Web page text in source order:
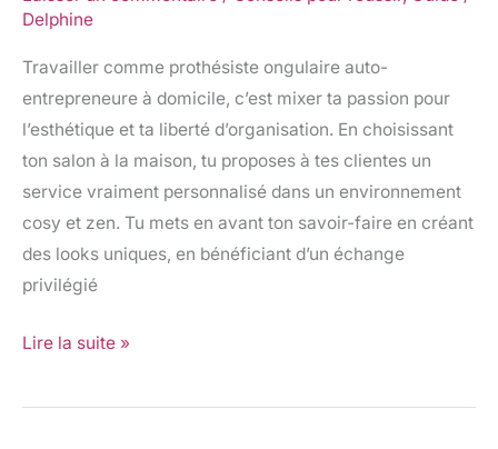
Delphine
Travailler comme prothésiste ongulaire auto-
entrepreneure à domicile, c’est mixer ta passion pour
l’esthétique et ta liberté d’organisation. En choisissant
ton salon à la maison, tu proposes à tes clientes un
service vraiment personnalisé dans un environnement
cosy et zen. Tu mets en avant ton savoir-faire en créant
des looks uniques, en bénéficiant d’un échange
privilégié
auto-
guide
complet
Lire la suite »